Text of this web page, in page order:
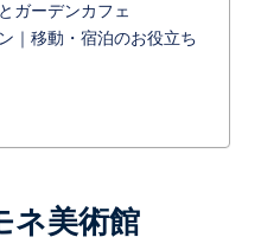
ガーデンカフェ
｜移動・宿泊のお役立ち
ネ美術館